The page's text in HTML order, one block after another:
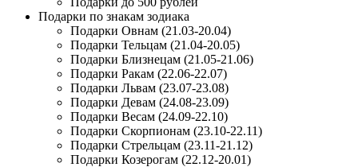
Подарки по знакам зодиака
Подарки Овнам (21.03-20.04)
Подарки Тельцам (21.04-20.05)
Подарки Близнецам (21.05-21.06)
Подарки Ракам (22.06-22.07)
Подарки Львам (23.07-23.08)
Подарки Девам (24.08-23.09)
Подарки Весам (24.09-22.10)
Подарки Скорпионам (23.10-22.11)
Подарки Стрельцам (23.11-21.12)
Подарки Козерогам (22.12-20.01)